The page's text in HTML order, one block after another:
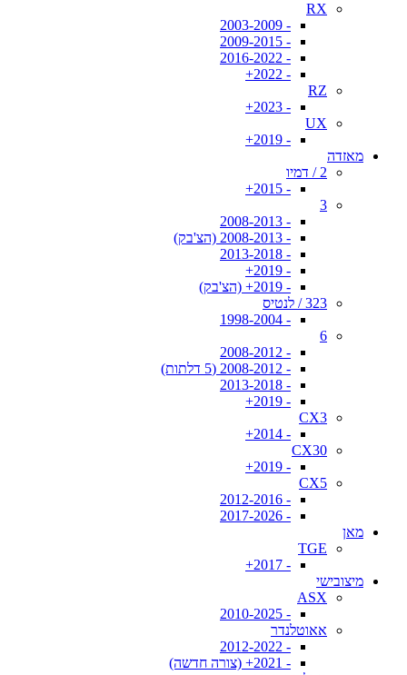
RX
- 2003-2009
- 2009-2015
- 2016-2022
- 2022+
RZ
- 2023+
UX
- 2019+
מאזדה
2 / דמיו
- 2015+
3
- 2008-2013
- 2008-2013 (הצ'בק)
- 2013-2018
- 2019+
- 2019+ (הצ'בק)
323 / לנטיס
- 1998-2004
6
- 2008-2012
- 2008-2012 (5 דלתות)
- 2013-2018
- 2019+
CX3
- 2014+
CX30
- 2019+
CX5
- 2012-2016
- 2017-2026
מאן
TGE
- 2017+
מיצובישי
ASX
- 2010-2025
אאוטלנדר
- 2012-2022
- 2021+ (צורה חדשה)